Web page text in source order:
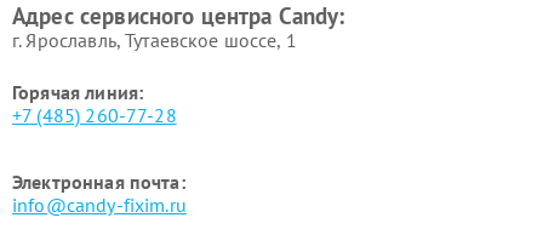
Адрес сервисного центра Candy:
г. Ярославль, Тутаевское шоссе, 1
Горячая линия:
+7 (485) 260-77-28
Электронная почта:
info@candy-fixim.ru